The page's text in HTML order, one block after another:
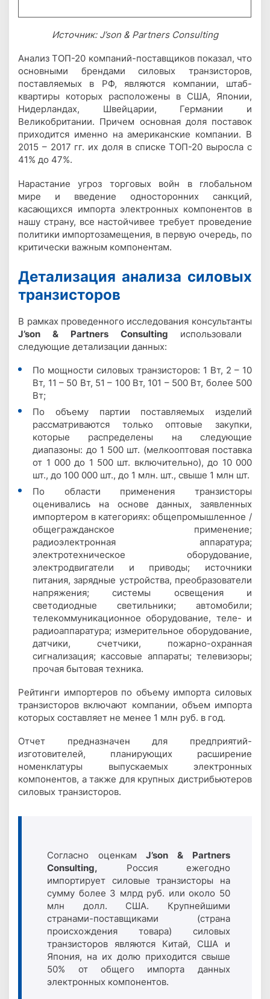
Источник: J’son & Partners Consulting
Анализ ТОП-20 компаний-поставщиков показал, что
основными брендами силовых транзисторов,
поставляемых в РФ, являются компании, штаб-
квартиры которых расположены в США, Японии,
Нидерландах, Швейцарии, Германии и
Великобритании. Причем основная доля поставок
приходится именно на американские компании. В
2015 – 2017 гг. их доля в списке ТОП-20 выросла с
41% до 47%.
Нарастание угроз торговых войн в глобальном
мире и введение односторонних санкций,
касающихся импорта электронных компонентов в
нашу страну, все настойчивее требует проведение
политики импортозамещения, в первую очередь, по
критически важным компонентам.
Детализация анализа силовых
транзисторов
В рамках проведенного исследования консультанты
J’son & Partners Consulting использовали
следующие детализации данных:
По мощности силовых транзисторов: 1 Вт, 2 – 10
Вт, 11 – 50 Вт, 51 – 100 Вт, 101 – 500 Вт, более 500
Вт;
По объему партии поставляемых изделий
рассматриваются только оптовые закупки,
которые распределены на следующие
диапазоны: до 1 500 шт. (мелкооптовая поставка
от 1 000 до 1 500 шт. включительно), до 10 000
шт., до 100 000 шт., до 1 млн. шт., свыше 1 млн шт.
По области применения транзисторы
оценивались на основе данных, заявленных
импортером в категориях: общепромышленное /
общегражданское применение;
радиоэлектронная аппаратура;
электротехническое оборудование,
электродвигатели и приводы; источники
питания, зарядные устройства, преобразователи
напряжения; системы освещения и
светодиодные светильники; автомобили;
телекоммуникационное оборудование, теле- и
радиоаппаратура; измерительное оборудование,
датчики, счетчики, пожарно-охранная
сигнализация; кассовые аппараты; телевизоры;
прочая бытовая техника.
Рейтинги импортеров по объему импорта силовых
транзисторов включают компании, объем импорта
которых составляет не менее 1 млн руб. в год.
Отчет предназначен для предприятий-
изготовителей, планирующих расширение
номенклатуры выпускаемых электронных
компонентов, а также для крупных дистрибьютеров
силовых транзисторов.
Согласно оценкам J’son & Partners
Consulting, Россия ежегодно
импортирует силовые транзисторы на
сумму более 3 млрд руб. или около 50
млн долл. США. Крупнейшими
странами-поставщиками (страна
происхождения товара) силовых
транзисторов являются Китай, США и
Япония, на их долю приходится свыше
50% от общего импорта данных
электронных компонентов.